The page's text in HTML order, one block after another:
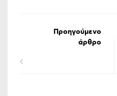
Προηγούμενο
άρθρο